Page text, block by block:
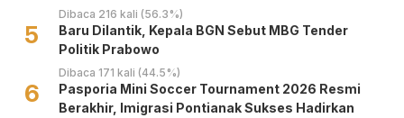
Dibaca 216 kali (56.3%)
5
Baru Dilantik, Kepala BGN Sebut MBG Tender
Politik Prabowo
Dibaca 171 kali (44.5%)
6
Pasporia Mini Soccer Tournament 2026 Resmi
Berakhir, Imigrasi Pontianak Sukses Hadirkan